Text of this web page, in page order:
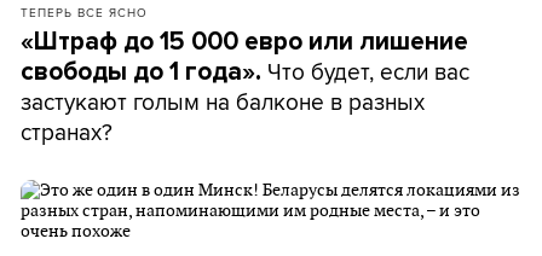
ТЕПЕРЬ ВСЕ ЯСНО
«Штраф до 15 000 евро или лишение
свободы до 1 года». Что будет, если вас
застукают голым на балконе в разных
странах?